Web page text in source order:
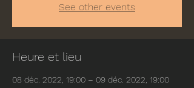
See other events
Heure et lieu
08 déc. 2022, 19:00 – 09 déc. 2022, 19:00